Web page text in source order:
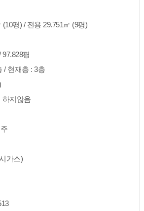
(10평) / 전용 29.751㎡ (9평)
97.828평
/ 현재층 : 3층
하지않음
가스)